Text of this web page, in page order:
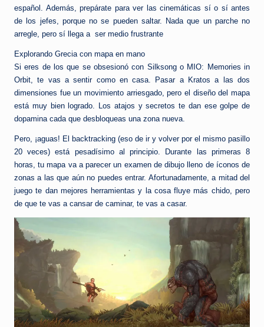
español. Además, prepárate para ver las cinemáticas sí o sí antes
de los jefes, porque no se pueden saltar. Nada que un parche no
arregle, pero sí llega a ser medio frustrante
Explorando Grecia con mapa en mano
Si eres de los que se obsesionó con Silksong o MIO: Memories in
Orbit, te vas a sentir como en casa. Pasar a Kratos a las dos
dimensiones fue un movimiento arriesgado, pero el diseño del mapa
está muy bien logrado. Los atajos y secretos te dan ese golpe de
dopamina cada que desbloqueas una zona nueva.
Pero, ¡aguas! El backtracking (eso de ir y volver por el mismo pasillo
20 veces) está pesadísimo al principio. Durante las primeras 8
horas, tu mapa va a parecer un examen de dibujo lleno de íconos de
zonas a las que aún no puedes entrar. Afortunadamente, a mitad del
juego te dan mejores herramientas y la cosa fluye más chido, pero
de que te vas a cansar de caminar, te vas a casar.